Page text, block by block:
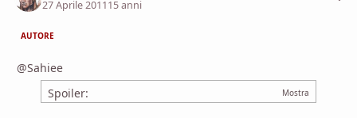
27 Aprile 201115 anni
AUTORE
@Sahiee
Spoiler: